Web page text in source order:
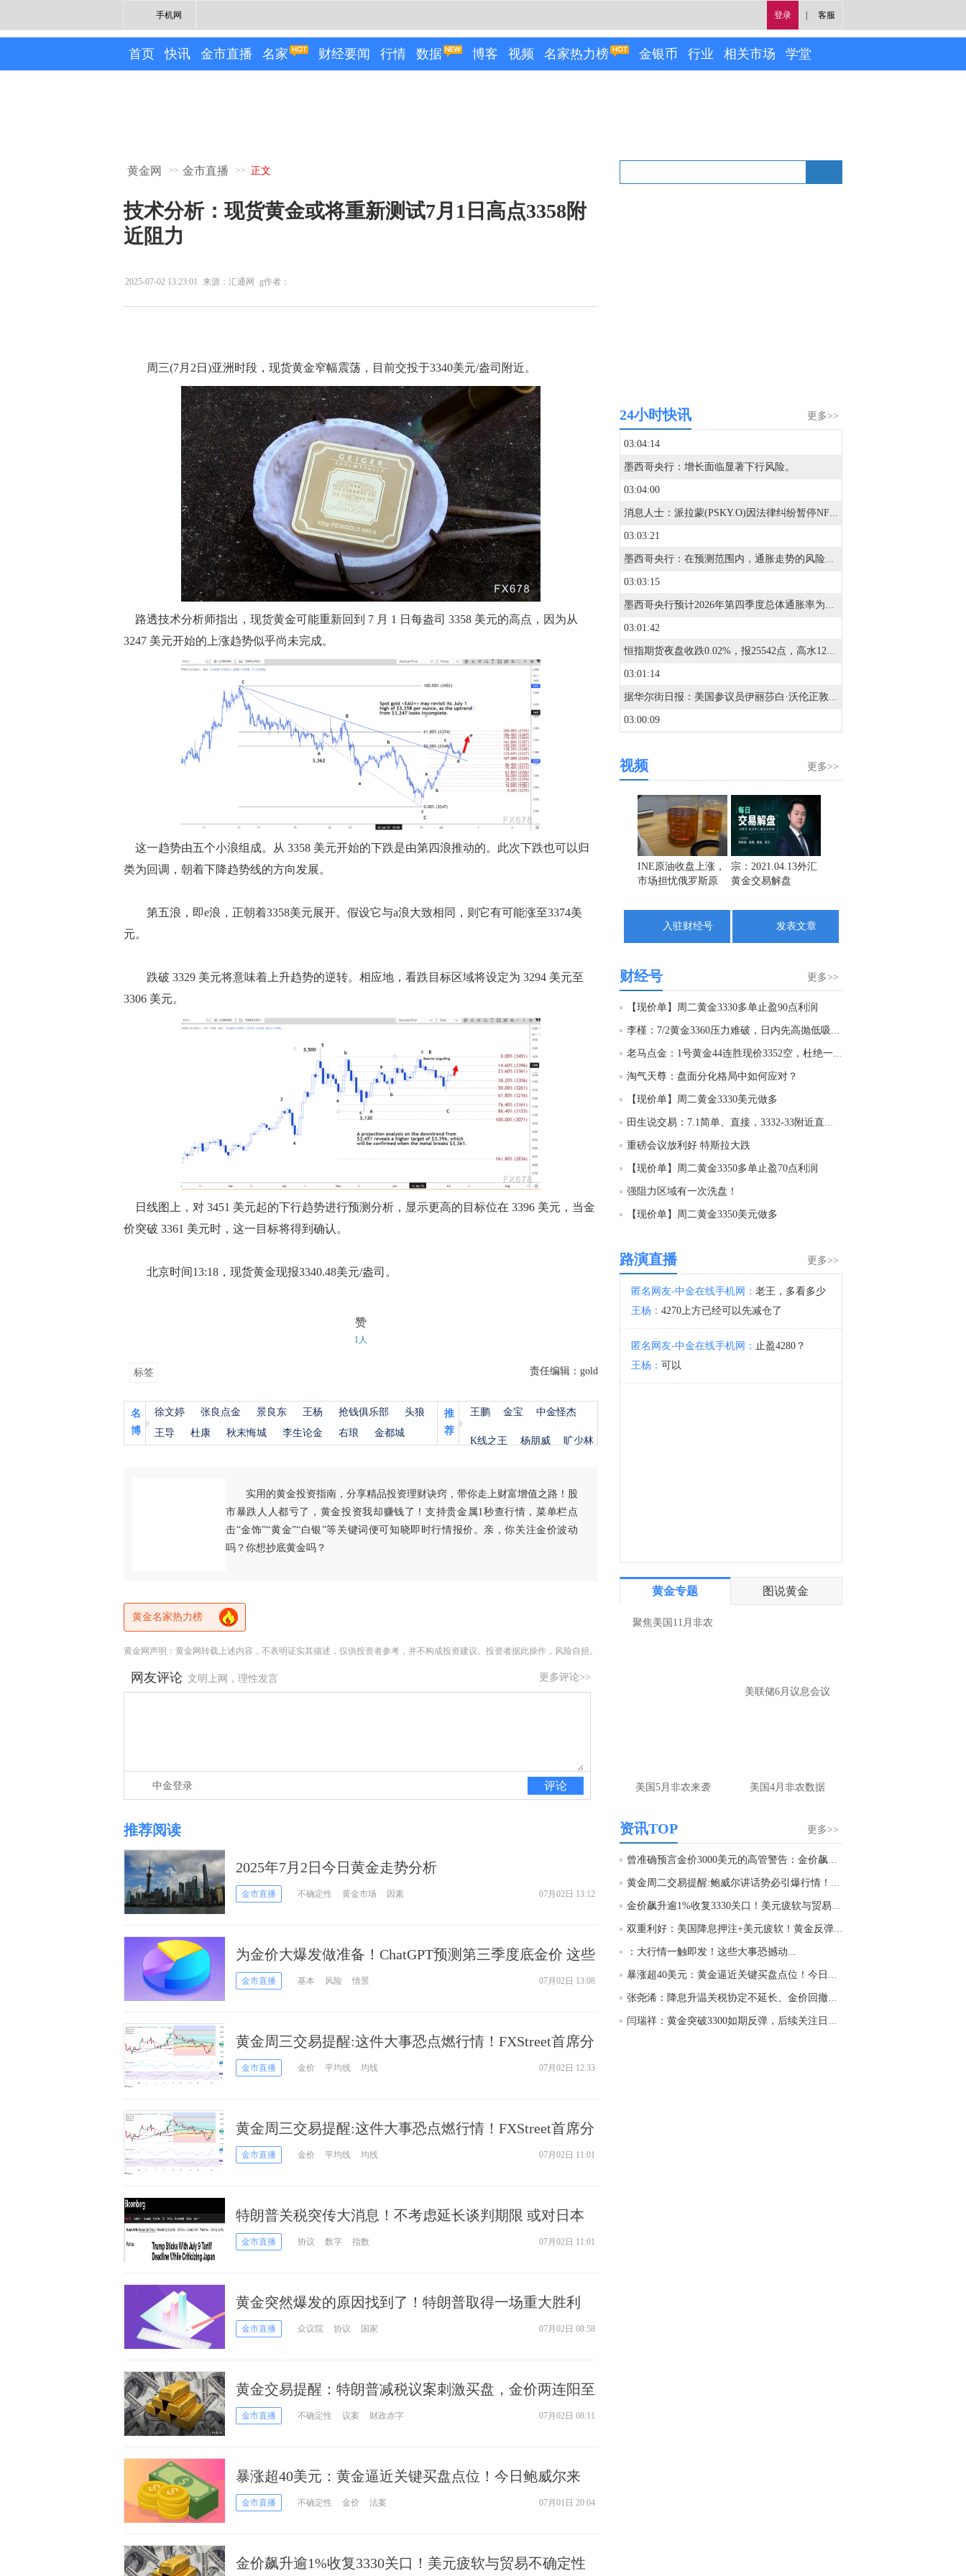
登录 客服
手机网
首页 快讯 金市直播 名家 财经要闻 行情 数据 博客 视频 名家热力榜 金银币 行业 相关市场 学堂
黄金网 >> 金市直播 >> 正文
技术分析：现货黄金或将重新测试7月1日高点3358附
近阻力
2025-07-02 13:23:01 来源：汇通网 g作者：
周三(7月2日)亚洲时段，现货黄金窄幅震荡，目前交投于3340美元/盎司附近。
路透技术分析师指出，现货黄金可能重新回到 7 月 1 日每盎司 3358 美元的高点，因为从
3247 美元开始的上涨趋势似乎尚未完成。
这一趋势由五个小浪组成。从 3358 美元开始的下跌是由第四浪推动的。此次下跌也可以归
类为回调，朝着下降趋势线的方向发展。
第五浪，即e浪，正朝着3358美元展开。假设它与a浪大致相同，则它有可能涨至3374美
元。
跌破 3329 美元将意味着上升趋势的逆转。相应地，看跌目标区域将设定为 3294 美元至
3306 美元。
日线图上，对 3451 美元起的下行趋势进行预测分析，显示更高的目标位在 3396 美元，当金
价突破 3361 美元时，这一目标将得到确认。
北京时间13:18，现货黄金现报3340.48美元/盎司。
赞
1人
标签 责任编辑：gold
名
博
徐文婷 张良点金 景良东 王杨 抢钱俱乐部
头狼
王导
杜康 秋末悔城 李生论金 右琅 金都城
推
荐
王鹏 金宝 中金怪杰
K线之王 杨朋威 旷少林
实用的黄金投资指南，分享精品投资理财诀窍，带你走上财富增值之路！股
市暴跌人人都亏了，黄金投资我却赚钱了！支持贵金属1秒查行情，菜单栏点
击“金饰”“黄金”“白银”等关键词便可知晓即时行情报价。亲，你关注金价波动
吗？你想抄底黄金吗？
黄金名家热力榜
黄金网声明：黄金网转载上述内容，不表明证实其描述，仅供投资者参考，并不构成投资建议。投资者据此操作，风险自担。
更多评论>>
网友评论 文明上网，理性发言
评论
中金登录
推荐阅读
2025年7月2日今日黄金走势分析
金市直播 不确定性 黄金市场 因素 07月02日 13:12
为金价大爆发做准备！ChatGPT预测第三季度底金价 这些
情景下黄金会怎么表现？
金市直播 基本 风险 情景 07月02日 13:08
黄金周三交易提醒:这件大事恐点燃行情！FXStreet首席分
析师黄金技术分析
金市直播 金价 平均线 均线 07月02日 12:33
黄金周三交易提醒:这件大事恐点燃行情！FXStreet首席分
析师黄金技术前景分析
金市直播 金价 平均线 均线 07月02日 11:01
特朗普关税突传大消息！不考虑延长谈判期限 或对日本
商品加征35%关税
金市直播 协议 数字 指数 07月02日 11:01
黄金突然爆发的原因找到了！特朗普取得一场重大胜利
金价大涨近36美元 如何交易黄金？
金市直播 众议院 协议 国家 07月02日 08:58
黄金交易提醒：特朗普减税议案刺激买盘，金价两连阳至
一周高位，关注就业数据表现
金市直播 不确定性 议案 财政赤字 07月02日 08:11
暴涨超40美元：黄金逼近关键买盘点位！今日鲍威尔来
袭，别忘了特朗普关键投票
金市直播 不确定性 金价 法案 07月01日 20:04
金价飙升逾1%收复3330关口！美元疲软与贸易不确定性
更多>>
24小时快讯
03:04:14
墨西哥央行：增长面临显著下行风险。
03:04:00
消息人士：派拉蒙(PSKY.O)因法律纠纷暂停NFL媒体版权谈判。
03:03:21
墨西哥央行：在预测范围内，通胀走势的风险平衡仍偏向上行。
03:03:15
墨西哥央行预计2026年第四季度总体通胀率为3.5%，与此前预测一致；预计2027年第四季度总体通胀率为3.0%，与此前预测一致；预计2026年第四季度核心通胀率为3.5%，与此前预测一致；预计2027年第四季度核心通胀率为3.0%，与此前预测一致。
03:01:42
恒指期货夜盘收跌0.02%，报25542点，高水12点。
03:01:14
据华尔街日报：美国参议员伊丽莎白·沃伦正敦促特美国商务部解释计划中的通胀数据调整。计划中的调整预计将导致通胀读数降低，这可能影响利率。沃伦表示，商务部有义务向公众解释相关调整背后的理由和流程。
03:00:09
03:00:05
02:59:14
02:51:28
伊朗议会议长卡利巴夫：（谈及特朗普）“大规模袭击即将到来……等等，算了，他们想谈判。”这就是不断循环的“戏剧化外交”。利用恐吓、违背承诺以及假新闻作为施压手段，是一种失败的策略。承认事实并履行你的承诺。我们不需要更多作秀。
02:18:09
02:16:48
更多>>
视频
INE原油收盘上涨，
市场担忧俄罗斯原
宗：2021.04.13外汇
黄金交易解盘
入驻财经号 发表文章
更多>>
财经号
【现价单】周二黄金3330多单止盈90点利润
李槿：7/2黄金3360压力难破，日内先高抛低吸布局
老马点金：1号黄金44连胜现价3352空，杜绝一切马后炮！
淘气天尊：盘面分化格局中如何应对？
【现价单】周二黄金3330美元做多
田生说交易：7.1简单、直接，3332-33附近直接空！
重磅会议放利好 特斯拉大跌
【现价单】周二黄金3350多单止盈70点利润
强阻力区域有一次洗盘！
【现价单】周二黄金3350美元做多
更多>>
路演直播
匿名网友-中金在线手机网： 老王，多看多少
王杨： 4270上方已经可以先减仓了
匿名网友-中金在线手机网： 止盈4280？
王杨： 可以
黄金专题 图说黄金
聚焦美国11月非农
美联储6月议息会议
美国5月非农来袭 美国4月非农数据
更多>>
资讯TOP
曾准确预言金价3000美元的高管警告：金价飙升至...
黄金周二交易提醒:鲍威尔讲话势必引爆行情！FXS...
金价飙升逾1%收复3330关口！美元疲软与贸易不确...
双重利好：美国降息押注+美元疲软！黄金反弹站...
：大行情一触即发！这些大事恐撼动...
暴涨超40美元：黄金逼近关键买盘点位！今日鲍威...
张尧浠：降息升温关税协定不延长、金价回撤仍是...
闫瑞祥：黄金突破3300如期反弹，后续关注日线阻...